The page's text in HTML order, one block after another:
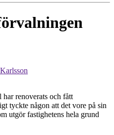
renoverats och fått
tyckte någon att det vore på sin
utgör fastighetens hela grund